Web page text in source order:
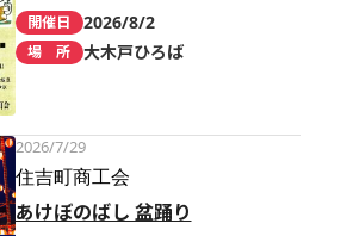
開催日 2026/8/2
場 所 大木戸ひろば
2026/7/29
住吉町商工会
あけぼのばし 盆踊り